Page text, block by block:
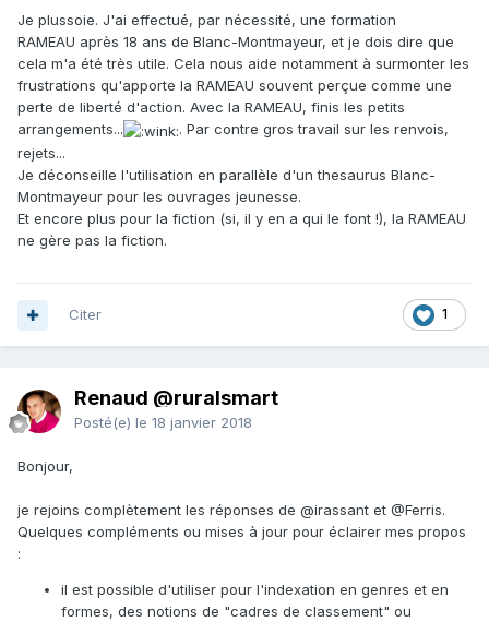
Je plussoie. J'ai effectué, par nécessité, une formation
RAMEAU après 18 ans de Blanc-Montmayeur, et je dois dire que
cela m'a été très utile. Cela nous aide notamment à surmonter les
frustrations qu'apporte la RAMEAU souvent perçue comme une
perte de liberté d'action. Avec la RAMEAU, finis les petits
arrangements...
. Par contre gros travail sur les renvois,
rejets...
Je déconseille l'utilisation en parallèle d'un thesaurus Blanc-
Montmayeur pour les ouvrages jeunesse.
Et encore plus pour la fiction (si, il y en a qui le font !), la RAMEAU
ne gère pas la fiction.
1
Citer
Renaud @ruralsmart
Posté(e) le 18 janvier 2018
Bonjour,
je rejoins complètement les réponses de @irassant et @Ferris.
Quelques compléments ou mises à jour pour éclairer mes propos
:
il est possible d'utiliser pour l'indexation en genres et en
formes, des notions de "cadres de classement" ou